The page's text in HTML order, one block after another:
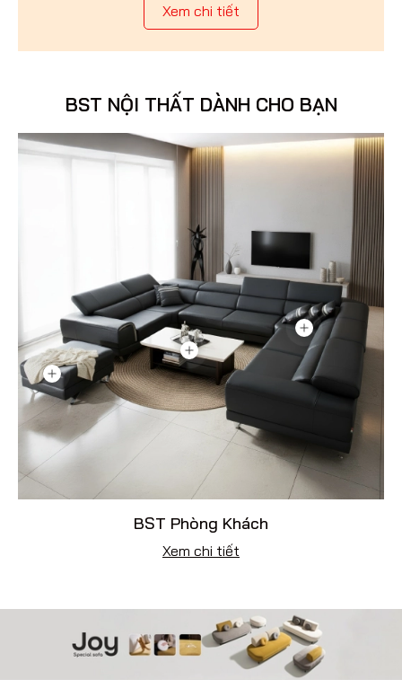
Xem chi tiết
BST NỘI THẤT DÀNH CHO BẠN
BST Phòng Khách
Xem chi tiết